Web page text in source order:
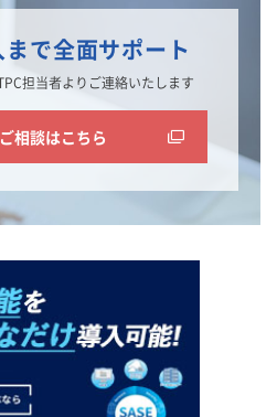
で全面サポート
担当者よりご連絡いたします
相談はこちら